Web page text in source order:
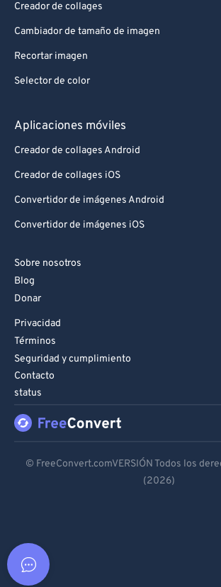
Creador de collages
Cambiador de tamaño de imagen
Recortar imagen
Selector de color
Aplicaciones móviles
Creador de collages Android
Creador de collages iOS
Convertidor de imágenes Android
Convertidor de imágenes iOS
Sobre nosotros
Blog
Donar
Privacidad
Términos
Seguridad y cumplimiento
Contacto
status
Español
© FreeConvert.comVERSIÓN Todos los
(2026)